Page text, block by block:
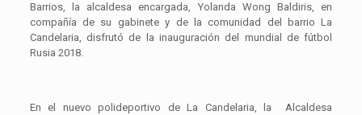
Barrios, la alcaldesa encargada, Yolanda Wong Baldiris, en
compañía de su gabinete y de la comunidad del barrio La
Candelaria, disfrutó de la inauguración del mundial de fútbol
Rusia 2018.
En el nuevo polideportivo de La Candelaria, la Alcaldesa